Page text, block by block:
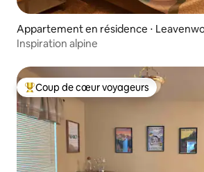
Appartement en résidence ⋅
Inspiration alpine
Coups de cœur voyageurs les plus
Coup de cœur voyageurs